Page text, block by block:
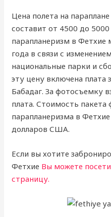
Цена полета на
составит от 4500 до
парапланеризм в Фетхие
года в связи с
национальные парки и
эту цену включена плата
Бабадаг. За фотосъемку
плата. Стоимость
парапланеризма в
долларов США.
Если вы хотите
Фетхие Вы можете
страницу.